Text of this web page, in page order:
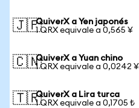
🇯🇵QuiverX a Yen japonés
1 QRX equivale a 0,565 ¥
🇨🇳QuiverX a Yuan chino
1 QRX equivale a 0,0242 ¥
🇹🇷QuiverX a Lira turca
1 QRX equivale a 0,1705 ₺